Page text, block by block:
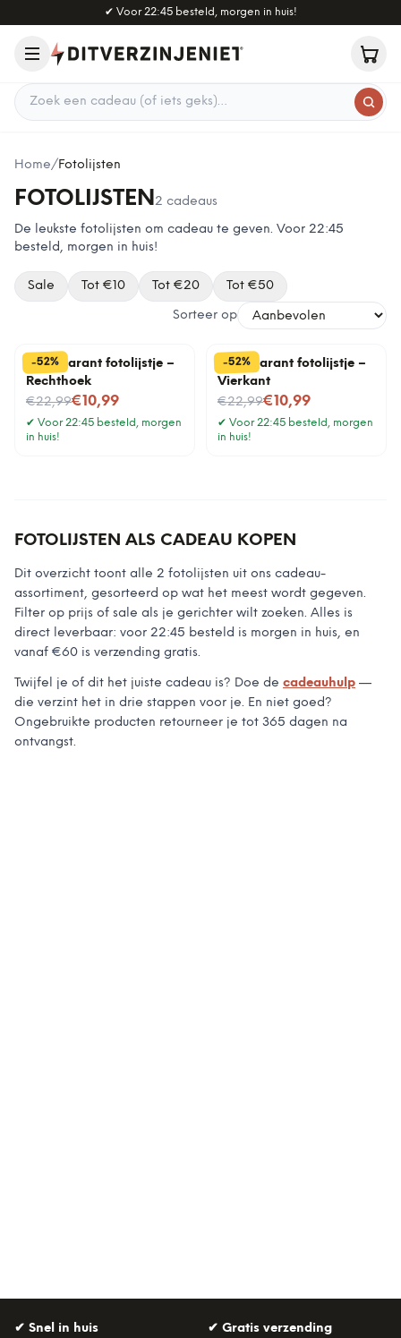
Naar hoofdinhoud
✔ Voor 22:45 besteld, morgen in huis!
Zoek een cadeau
Home/Fotolijsten
FOTOLIJSTEN2 cadeaus
De leukste fotolijsten om cadeau te geven. Voor 22:45
besteld, morgen in huis!
Sale Tot €10 Tot €20 Tot €50
Sorteer op
-52%
Transparant fotolijstje –
Rechthoek
€22,99
Nu voor€10,99
✔ Voor 22:45 besteld, morgen
in huis!
-52%
Transparant fotolijstje –
Vierkant
€22,99
Nu voor€10,99
✔ Voor 22:45 besteld, morgen
in huis!
FOTOLIJSTEN ALS CADEAU KOPEN
Dit overzicht toont alle 2 fotolijsten uit ons cadeau-
assortiment, gesorteerd op wat het meest wordt gegeven.
Filter op prijs of sale als je gerichter wilt zoeken. Alles is
direct leverbaar: voor 22:45 besteld is morgen in huis, en
vanaf €60 is verzending gratis.
Twijfel je of dit het juiste cadeau is? Doe de cadeauhulp —
die verzint het in drie stappen voor je. En niet goed?
Ongebruikte producten retourneer je tot 365 dagen na
ontvangst.
✔ Snel in huis ✔ Gratis verzending